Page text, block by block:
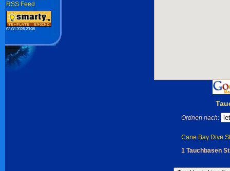
Ordnen nach:
Cane Bay Dive
1 Tauchbasen
RSS Feed
03.08.2026 23:06